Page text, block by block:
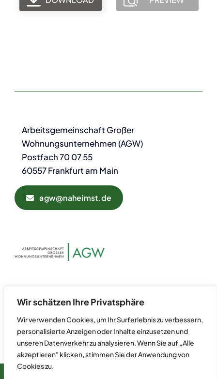
Wir schätzen Ihre Privatsphäre
Wir verwenden Cookies, um Ihr Surferlebnis zu verbessern,
personalisierte Anzeigen oder Inhalte einzusetzen und
unseren Datenverkehr zu analysieren. Wenn Sie auf „Alle
akzeptieren" klicken, stimmen Sie der Anwendung von
Cookies zu.
Arbeitsgemeinschaft Großer
Wohnungsunternehmen (AGW)
Postfach 70 07 55
60557 Frankfurt am Main
agw@naheimst.de